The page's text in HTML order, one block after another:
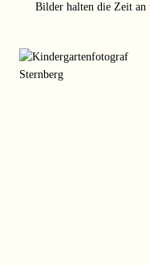
Bilder halten die Zeit an